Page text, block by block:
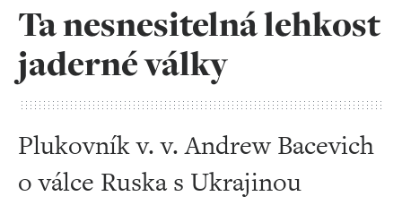
Ta nesnesitelná lehkost
jaderné války
Plukovník v. v. Andrew Bacevich
o válce Ruska s Ukrajinou